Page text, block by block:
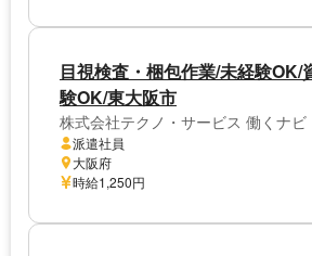
目視検査・梱包作業/未経験OK/
験OK/東大阪市
株式会社テクノ・サービス 働くナビ
派遣社員
大阪府
時給1,250円